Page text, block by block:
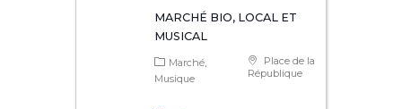
MARCHÉ BIO, LOCAL ET
MUSICAL
Place de la
République
Marché
Musique